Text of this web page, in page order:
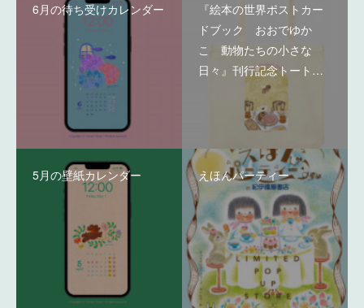
6月の待ち受けカレンダー
『絵本の世界ポストカー
ドブック おおでゆか
こ 動物たちの小さな
日々』刊行記念トート…
5月の壁紙カレンダー えほんパーティー